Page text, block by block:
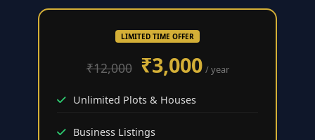
LIMITED TIME OFFER
₹12,000 ₹3,000 / year
Unlimited Plots & Houses
Business Listings